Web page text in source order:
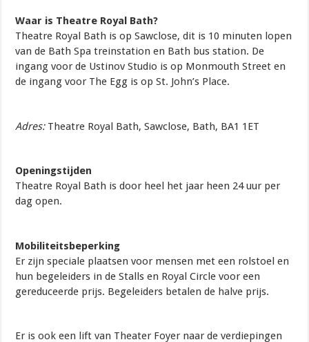
Waar is Theatre Royal Bath?
Theatre Royal Bath is op Sawclose, dit is 10 minuten lopen
van de Bath Spa treinstation en Bath bus station. De
ingang voor de Ustinov Studio is op Monmouth Street en
de ingang voor The Egg is op St. John’s Place.
Adres:Theatre Royal Bath, Sawclose, Bath, BA1 1ET
Openingstijden
Theatre Royal Bath is door heel het jaar heen 24 uur per
dag open.
Mobiliteitsbeperking
Er zijn speciale plaatsen voor mensen met een rolstoel en
hun begeleiders in de Stalls en Royal Circle voor een
gereduceerde prijs. Begeleiders betalen de halve prijs.
Er is ook een lift van Theater Foyer naar de verdiepingen